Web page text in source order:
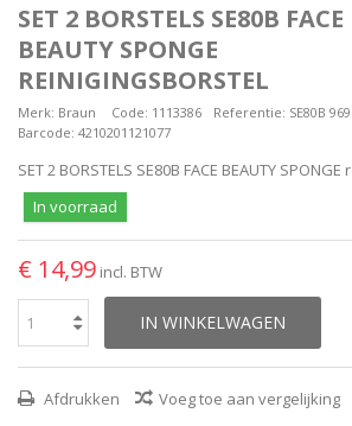
SET 2 BORSTELS SE80B FACE
BEAUTY SPONGE
REINIGINGSBORSTEL
Merk: Braun Code: 1113386 Referentie: SE80B
Barcode: 4210201121077
SET 2 BORSTELS SE80B FACE BEAUTY
In voorraad
€ 14,99 incl. BTW
IN WINKELWAGEN
Afdrukken
Voeg toe aan vergelijking